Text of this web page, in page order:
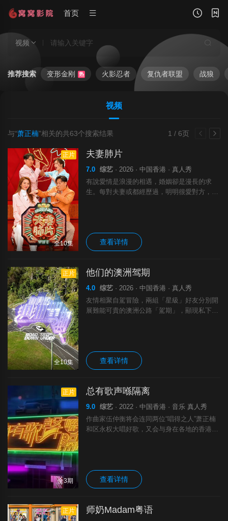
首页
视频
推荐搜索 变形金刚 热 火影忍者 复仇者联盟 战狼
视频
1 / 6页
与“萧正楠”相关的共63个搜索结果
正片
全10集
夫妻肺片
7.0 综艺 · 2026 · 中国香港 · 真人秀
有說愛情是浪漫的相遇，婚姻卻是漫長的求
生。每對夫妻或都經歷過，明明很愛對方，卻
化
查看详情
正片
全10集
他们的澳洲驾期
4.0 综艺 · 2026 · 中国香港 · 真人秀
友情相聚自駕冒險，兩組「星級」好友分別開
展難能可貴的澳洲公路「駕期」，顯現私下的
查看详情
正片
全3期
总有歌声喺隔离
9.0 综艺 · 2022 · 中国香港 · 音乐 真人秀
作曲家伍仲衡将会连同两位“唱得之人”萧正楠
和区永权大唱好歌，又会与身在各地的香港音
查看详情
正片 师奶Madam粤语